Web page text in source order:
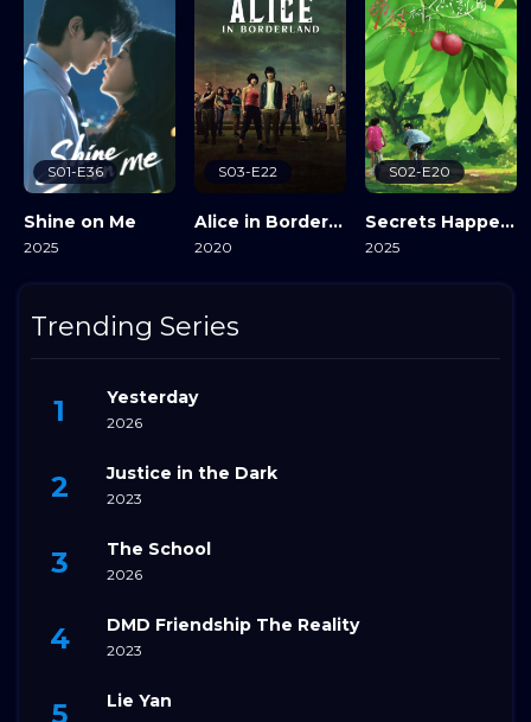
Shine on Me
2025
S01-E36
Alice in Borderland
2020
S03-E22
Secrets Happened on the Litchi Island
2025
S02-E20
Trending Series
Yesterday
2026
Justice in the Dark
2023
The School
2026
DMD Friendship The Reality
2023
Lie Yan